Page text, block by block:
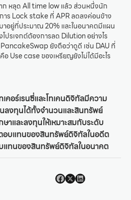
ก หลุด All time low แล้ว ส่วนหนึ่งนัก
าร Lock stake ที่ APR ลดลงค่อนข้าง
อยู่ที่ประมาณ 20% และในอนาคตมีแผน
โปรเจกต์ต้องการลด Dilution อย่างไร
ยังถือว่าดูดี เช่น DAU ที่
อ Use case ของเหรียญยังไม่ได้มีอะไร
คอร์เรนซี่และโทเคนดิจิทัลมีความ
ลงทุนได้ทั้งจำนวนและสินทรัพย์
าและลงทุนให้เหมาะสมกับระดับ
อบแทนของสินทรัพย์ดิจิทัลในอดีต
แทนของสินทรัพย์ดิจิทัลในอนาคต